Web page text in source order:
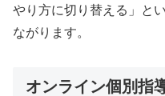
やり方に切り替える」と
ながります。
オンライン個別指